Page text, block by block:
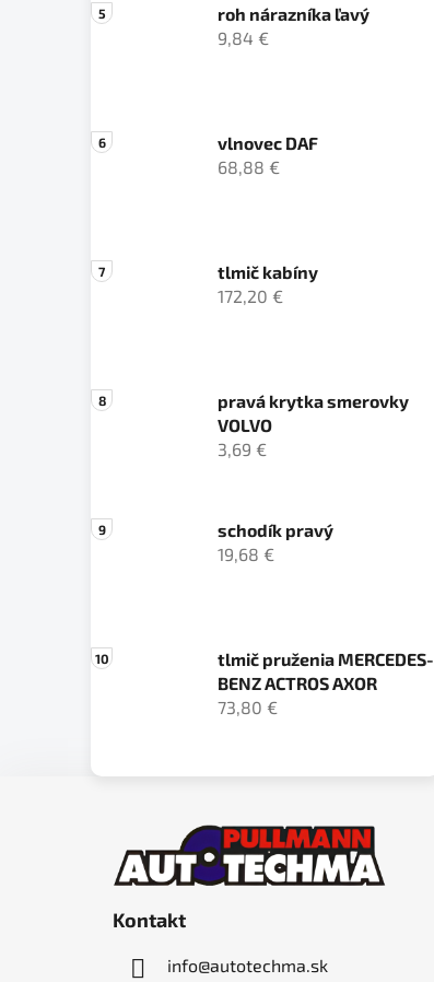
roh nárazníka ľavý
9,84 €
vlnovec DAF
68,88 €
tlmič kabíny
172,20 €
pravá krytka smerovky
VOLVO
3,69 €
schodík pravý
19,68 €
tlmič pruženia MERCEDES-
BENZ ACTROS AXOR
73,80 €
Kontakt
info@autotechma.sk